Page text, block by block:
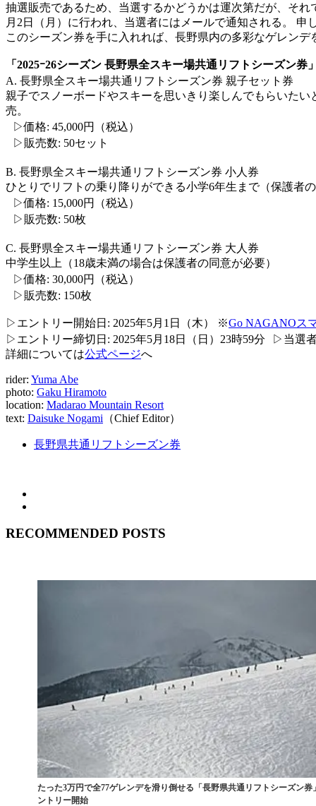
抽選販売であるため、当選するかどうかは運次第だが、そ
月2日（月）に行われ、当選者にはメールで通知される。
このシーズン券を手に入れれば、長野県内の多彩なゲレン
「2025ｰ26シーズン 長野県全スキー場共通リフトシーズン券
A. 長野県全スキー場共通リフトシーズン券 親子セット券
親子でスノーボードやスキーを思いきり楽しんでもらいた
売。
▷価格: 45,000円（税込）
▷販売数: 50セット
B. 長野県全スキー場共通リフトシーズン券 小人券
ひとりでリフトの乗り降りができる小学6年生まで（保護者
▷価格: 15,000円（税込）
▷販売数: 50枚
C. 長野県全スキー場共通リフトシーズン券 大人券
中学生以上（18歳未満の場合は保護者の同意が必要）
▷価格: 30,000円（税込）
▷販売数: 150枚
▷エントリー開始日: 2025年5月1日（木） ※Go NAGANOス
▷エントリー締切日: 2025年5月18日（日）23時59分 ▷当選
詳細については公式ページへ
rider: Yuma Abe
photo: Gaku Hiramoto
location: Madarao Mountain Resort
text: Daisuke Nogami （Chief Editor）
長野県共通リフトシーズン券
RECOMMENDED POSTS
たった3万円で全77ゲレンデを滑り倒せる「長野県共通リフトシーズン券
ントリー開始